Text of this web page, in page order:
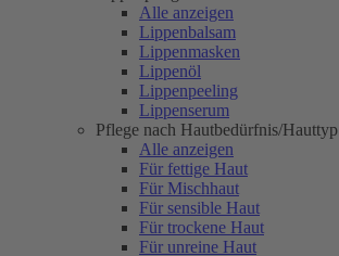
Alle anzeigen
Lippenbalsam
Lippenmasken
Lippenöl
Lippenpeeling
Lippenserum
Pflege nach Hautbedürfnis/Hauttyp
Alle anzeigen
Für fettige Haut
Für Mischhaut
Für sensible Haut
Für trockene Haut
Für unreine Haut